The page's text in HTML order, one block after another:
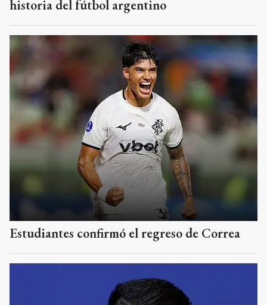
historia del fútbol argentino
Estudiantes confirmó el regreso de Correa